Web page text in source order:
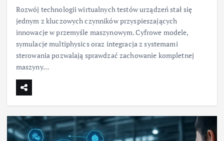
Rozwój technologii wirtualnych testów urządzeń stał się
jednym z kluczowych czynników przyspieszających
innowacje w przemyśle maszynowym. Cyfrowe modele,
symulacje multiphysics oraz integracja z systemami
sterowania pozwalają sprawdzać zachowanie kompletnej
maszyny…